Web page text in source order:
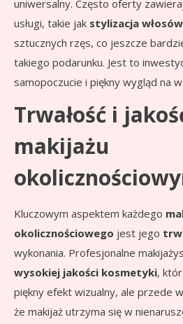
uniwersalny. Często oferty
usługi, takie jak stylizacja włosów
sztucznych rzęs, co jeszcze
takiego podarunku. Jest to
samopoczucie i piękny wygląd na
Trwałość i
makijażu
Kluczowym aspektem każdego
okolicznościowego jest jego
wykonania. Profesjonalne
wysokiej jakości kosmetyki,
piękny efekt wizualny, ale przede
że makijaż utrzyma się w